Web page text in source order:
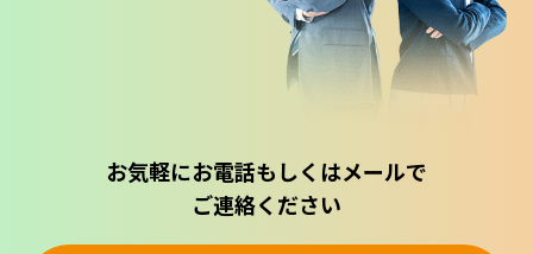
お気軽にお電話もしくはメールで
ご連絡ください